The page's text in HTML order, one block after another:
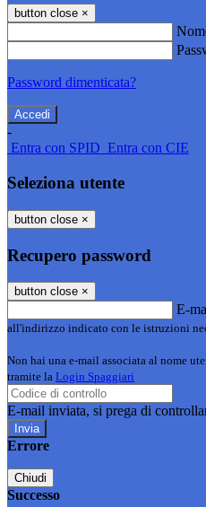
button close ×
Password dimenticata?
-
Entra con SPID Entra con CIE
Seleziona utente
button close ×
Recupero password
button close ×
E-
all'indirizzo indicato con le istruzioni
Non hai una e-mail associata al nome
tramite la Login Spaggiari
E-mail inviata, si prega di
Errore
Chiudi
Successo